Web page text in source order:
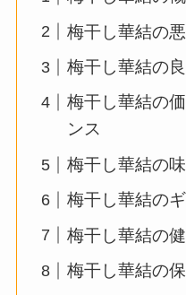
梅干し華結の
梅干し華結の
梅干し華結の
ンス
梅干し華結の
梅干し華結の
梅干し華結の
梅干し華結の